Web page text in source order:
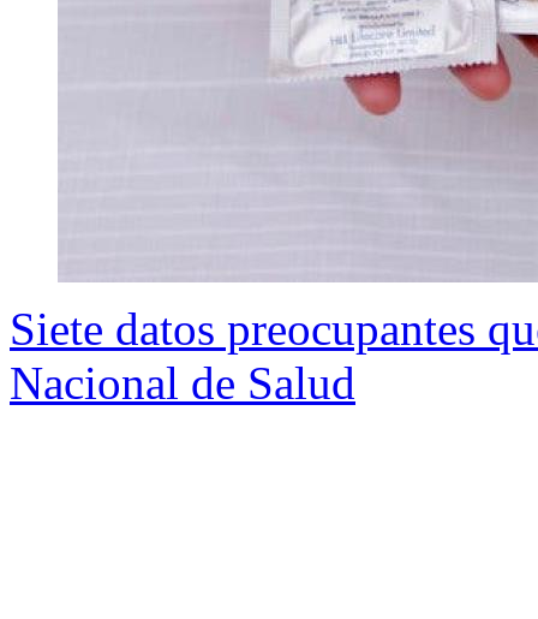
Siete datos preocupantes
Nacional de Salud